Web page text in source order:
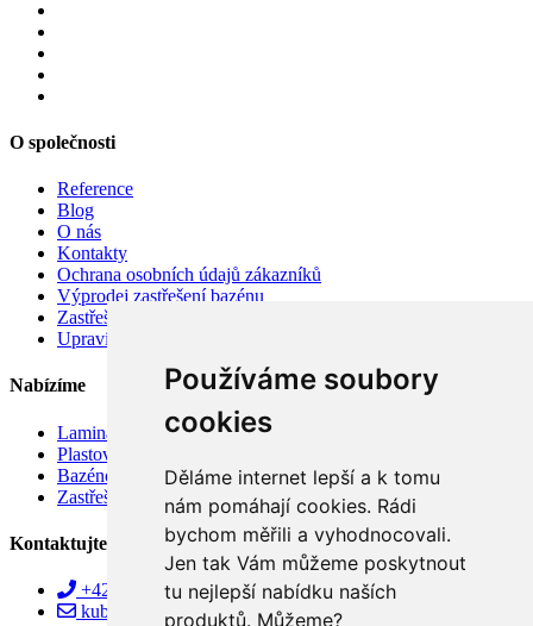
Používáme soubory
cookies
Děláme internet lepší a k tomu
nám pomáhají cookies. Rádi
bychom měřili a vyhodnocovali.
Jen tak Vám můžeme poskytnout
tu nejlepší nabídku naších
produktů. Můžeme?
O společnosti
Reference
Blog
O nás
Kontakty
Ochrana osobních údajů zákazníků
Výprodej zastřešení bazénu
Zastřešení bazénu v akci
Upravit nastavení cookies
Nabízíme
Laminátové bazény
Plastové bazény
Bazénové vysavače
Zastřešení bazénů
Kontaktujte nás!
+420 515 157 005
kubica@alupo.cz